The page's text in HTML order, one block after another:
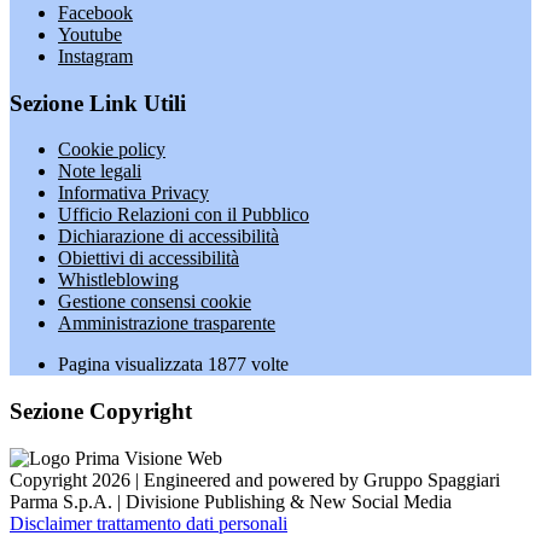
Facebook
Youtube
Instagram
Sezione Link Utili
Cookie policy
Note legali
Informativa Privacy
Ufficio Relazioni con il Pubblico
Dichiarazione di accessibilità
Obiettivi di accessibilità
Whistleblowing
Gestione consensi cookie
Amministrazione trasparente
Pagina visualizzata 1877 volte
Sezione Copyright
Copyright 2026 | Engineered and powered by Gruppo Spaggiari
Parma S.p.A. | Divisione Publishing & New Social Media
Disclaimer trattamento dati personali